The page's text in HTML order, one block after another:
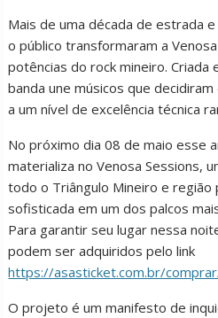
Mais de uma década de estrada
o público transformaram a
potências do rock mineiro. Criada
banda une músicos que
a um nível de excelência técnica
No próximo dia 08 de maio esse
materializa no Venosa Sessions,
todo o Triângulo Mineiro e região
sofisticada em um dos palcos
Para garantir seu lugar nessa
podem ser adquiridos pelo link
https://asasticket.com.br/
O projeto é um manifesto de